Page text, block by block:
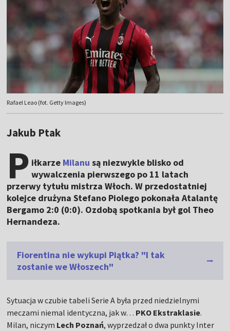
Rafael Leao (fot. Getty Images)
Jakub Ptak
P iłkarze Milanu są niezwykle blisko od
wywalczenia pierwszego po 11 latach
przerwy tytułu mistrza Włoch. W przedostatniej
kolejce drużyna Stefano Piolego pokonała Atalantę
Bergamo 2:0 (0:0). Ozdobą spotkania był gol Theo
Hernandeza.
Fiorentina nie wykupi Piątka? "I tak
zostanie we Włoszech"
Sytuacja w czubie tabeli Serie A była przed niedzielnymi
meczami niemal identyczna, jak w… PKO Ekstraklasie.
Milan, niczym Lech Poznań, wyprzedzał o dwa punkty Inter